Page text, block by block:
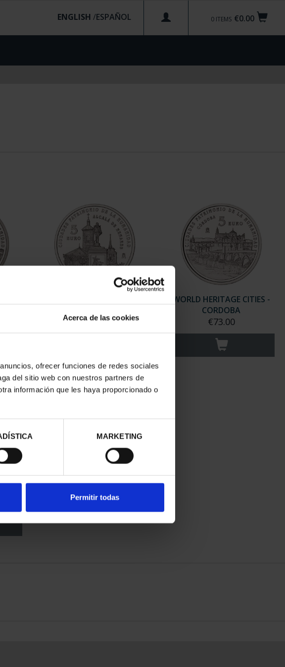
Acerca de las cookies
ofrecer funciones de redes sociales
del sitio web con nuestros partners de
información que les haya proporcionado o
MARKETING
Permitir todas
€0.00
0 ITEMS
ENGLISH /
€73.00
WORLD HERITAGE CITIES -
CORDOBA
€73.00
-